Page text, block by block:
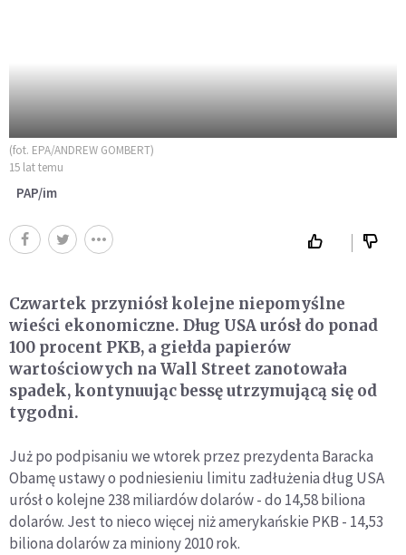
(fot. EPA/ANDREW GOMBERT)
15 lat temu
PAP/im
Czwartek przyniósł kolejne niepomyślne
wieści ekonomiczne. Dług USA urósł do ponad
100 procent PKB, a giełda papierów
wartościowych na Wall Street zanotowała
spadek, kontynuując bessę utrzymującą się od
tygodni.
Już po podpisaniu we wtorek przez prezydenta Baracka
Obamę ustawy o podniesieniu limitu zadłużenia dług USA
urósł o kolejne 238 miliardów dolarów - do 14,58 biliona
dolarów. Jest to nieco więcej niż amerykańskie PKB - 14,53
biliona dolarów za miniony 2010 rok.